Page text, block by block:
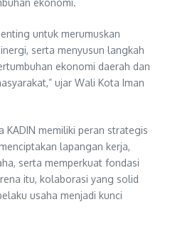
ekonomi.
untuk merumuskan
serta menyusun langkah
ekonomi daerah dan
ujar Wali Kota Iman
memiliki peran strategis
lapangan kerja,
serta memperkuat fondasi
itu, kolaborasi yang solid
usaha menjadi kunci